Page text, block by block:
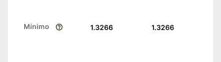
Mínimo 1.3266 1.3266